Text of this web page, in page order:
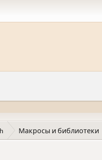
Макросы и библиотеки